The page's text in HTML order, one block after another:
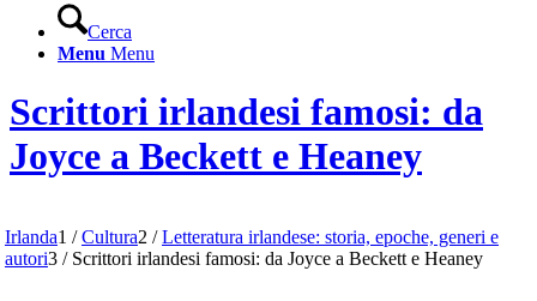
Cerca
Menu Menu
Scrittori irlandesi famosi: da
Joyce a Beckett e Heaney
Irlanda1 / Cultura2 / Letteratura irlandese: storia, epoche, generi e
autori3 / Scrittori irlandesi famosi: da Joyce a Beckett e Heaney